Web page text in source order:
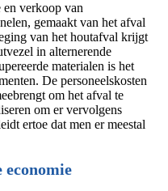
verkoop van
gemaakt van het afval
van het houtafval krijgt
in alternerende
materialen is het
De personeelskosten
om het afval te
om er vervolgens
ertoe dat men er meestal